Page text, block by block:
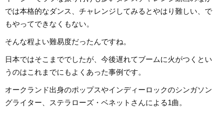
では本格的なダンス、チャレンジしてみるとやはり難しい、で
もやってできなくもない。
そんな程よい難易度だったんですね。
日本ではそこまででしたが、今後遅れてブームに火がつくとい
うのはこれまでにもよくあった事例です。
オークランド出身のポップスやインディーロックのシンガソン
グライター、ステラローズ・ベネットさんによる1曲。